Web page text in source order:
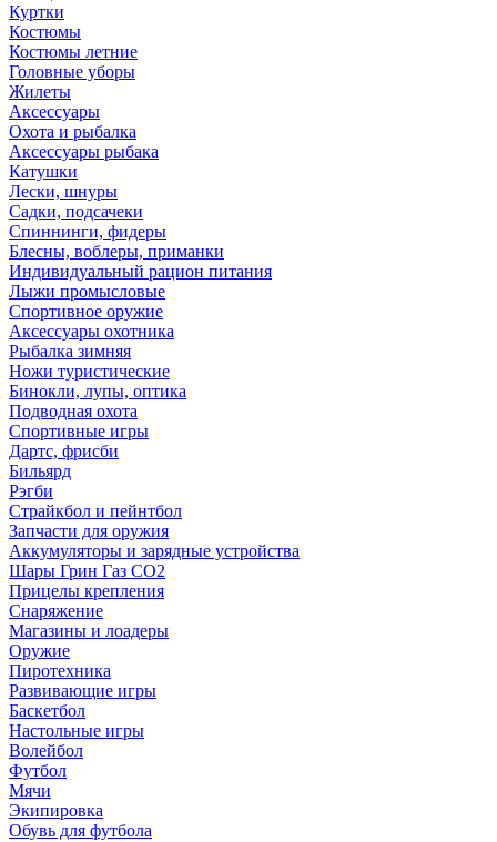
Куртки
Костюмы
Костюмы летние
Головные уборы
Жилеты
Аксессуары
Охота и рыбалка
Аксессуары рыбака
Катушки
Лески, шнуры
Садки, подсачеки
Спиннинги, фидеры
Блесны, воблеры, приманки
Индивидуальный рацион питания
Лыжи промысловые
Спортивное оружие
Аксессуары охотника
Рыбалка зимняя
Ножи туристические
Бинокли, лупы, оптика
Подводная охота
Спортивные игры
Дартс, фрисби
Бильярд
Рэгби
Страйкбол и пейнтбол
Запчасти для оружия
Аккумуляторы и зарядные устройства
Шары Грин Газ СО2
Прицелы крепления
Снаряжение
Магазины и лоадеры
Оружие
Пиротехника
Развивающие игры
Баскетбол
Настольные игры
Волейбол
Футбол
Мячи
Экипировка
Обувь для футбола